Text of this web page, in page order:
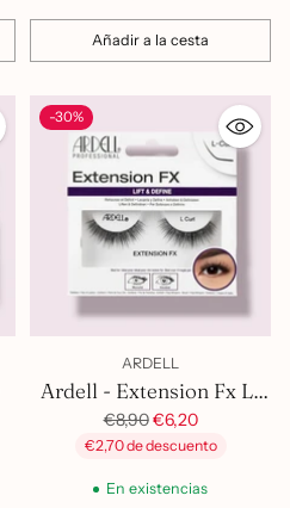
Añadir a la cesta
Cantidad
-30%
ARDELL
Ardell - Extension Fx L-
Curl
Precio
habitual
€8,90€6,20
€2,70 de descuento
En existencias